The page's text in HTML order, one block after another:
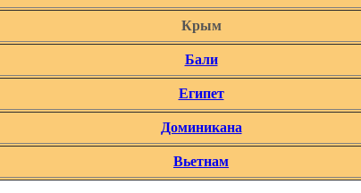
Крым
Бали
Египет
Доминикана
Вьетнам